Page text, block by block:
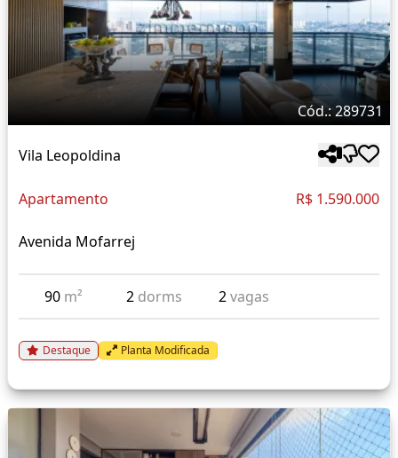
Cód.: 289731
Vila Leopoldina
Apartamento R$ 1.590.000
Avenida Mofarrej
90 m² 2 dorms 2vagas
Destaque Planta Modificada